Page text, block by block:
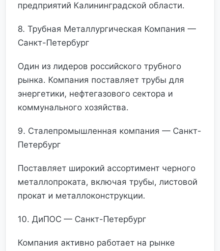
предприятий Калининградской области.
8. Трубная Металлургическая Компания —
Санкт-Петербург
Один из лидеров российского трубного
рынка. Компания поставляет трубы для
энергетики, нефтегазового сектора и
коммунального хозяйства.
9. Сталепромышленная компания — Санкт-
Петербург
Поставляет широкий ассортимент черного
металлопроката, включая трубы, листовой
прокат и металлоконструкции.
10. ДиПОС — Санкт-Петербург
Компания активно работает на рынке